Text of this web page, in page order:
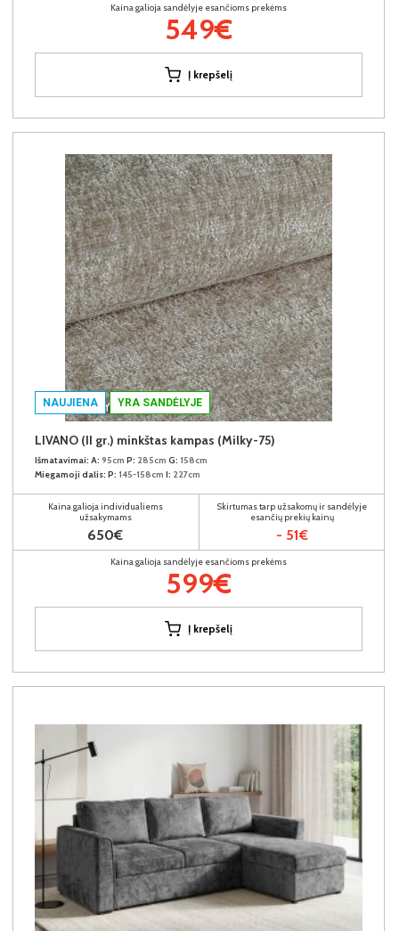
Kaina galioja sandėlyje esančioms prekėms
549€
Į krepšelį
NAUJIENA YRA SANDĖLYJE
LIVANO (II gr.) minkštas kampas (Milky-75)
Išmatavimai: A: 95cm P: 285cm G: 158cm
Miegamoji dalis: P: 145-158cm I: 227cm
Kaina galioja individualiems
užsakymams
650€
Skirtumas tarp užsakomų ir sandėlyje
esančių prekių kainų
- 51€
Kaina galioja sandėlyje esančioms prekėms
599€
Į krepšelį